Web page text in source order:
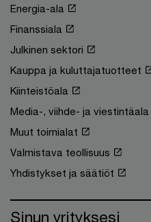
Energia-ala
Finanssiala
Julkinen sektori
Kauppa ja kuluttajatuotteet
Kiinteistöala
Media-, viihde- ja viestintäala
Muut toimialat
Valmistava teollisuus
Yhdistykset ja säätiöt
Sinun yrityksesi